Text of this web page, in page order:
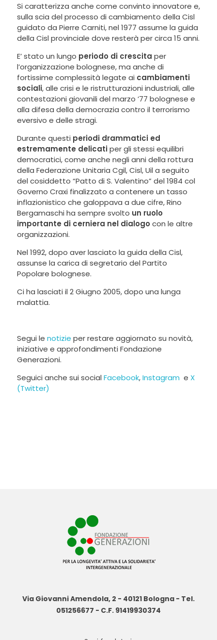
Si caratterizza anche come convinto innovatore e,
sulla scia del processo di cambiamento della Cisl
guidato da Pierre Carniti, nel 1977 assume la guida
della Cisl provinciale dove resterà per circa 15 anni.
E’ stato un lungo periodo di crescita per
l’organizzazione bolognese, ma anche di
fortissime complessità legate ai cambiamenti
sociali, alle crisi e le ristrutturazioni industriali, alle
contestazioni giovanili del marzo ’77 bolognese e
alla difesa della democrazia contro il terrorismo
eversivo e delle stragi.
Durante questi periodi drammatici ed
estremamente delicatiper gli stessi equilibri
democratici, come anche negli anni della rottura
della Federazione Unitaria Cgil, Cisl, Uil a seguito
del cosiddetto “Patto di S. Valentino” del 1984 col
Governo Craxi finalizzato a contenere un tasso
inflazionistico che galoppava a due cifre, Rino
Bergamaschi ha sempre svolto un ruolo
importante di cerniera nel dialogo con le altre
organizzazioni.
Nel 1992, dopo aver lasciato la guida della Cisl,
assunse la carica di segretario del Partito
Popolare bolognese.
Ci ha lasciati il 2 Giugno 2005, dopo una lunga
malattia.
Segui le notizie per restare aggiornato su novità,
iniziative e approfondimenti Fondazione
Generazioni.
Seguici anche sui social Facebook,Instagram e X
(Twitter)
Via Giovanni Amendola, 2 - 40121 Bologna - Tel.
051256677 - C.F. 91419930374